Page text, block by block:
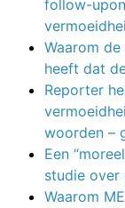
follow-
Waarom
heeft dat
Reporter
woorden –
Een
studie over
Waarom